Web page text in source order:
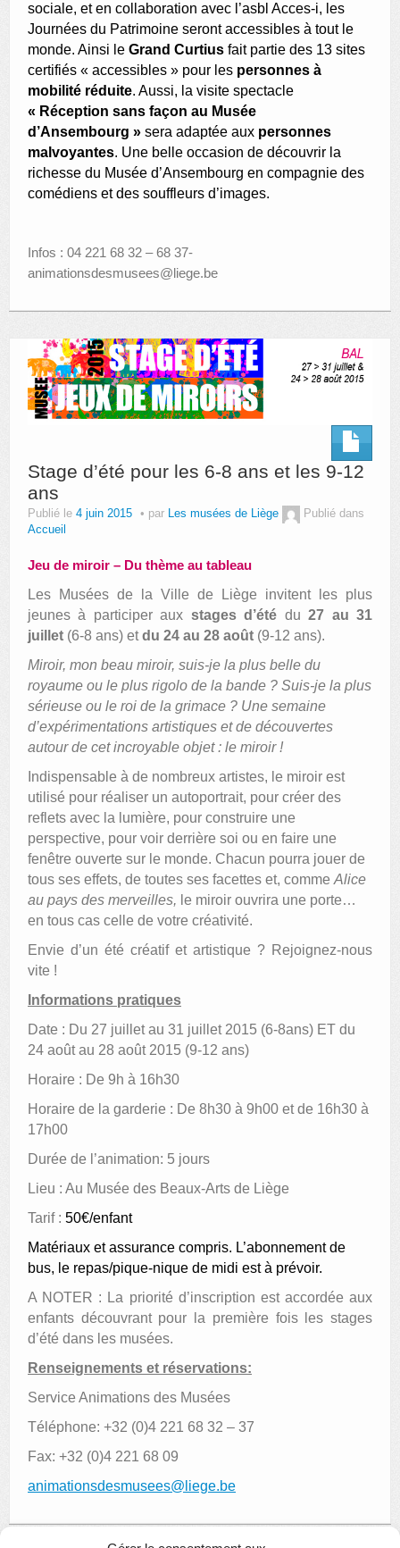
sociale, et en collaboration avec l’asbl Acces-i, les
Journées du Patrimoine seront accessibles à tout le
monde. Ainsi le Grand Curtius fait partie des 13 sites
certifiés « accessibles » pour les personnes à
mobilité réduite. Aussi, la visite spectacle
« Réception sans façon au Musée
d’Ansembourg » sera adaptée aux personnes
malvoyantes. Une belle occasion de découvrir la
richesse du Musée d’Ansembourg en compagnie des
comédiens et des souffleurs d’images.
Infos : 04 221 68 32 – 68 37-
animationsdesmusees@liege.be
Stage d’été pour les 6-8 ans et les 9-12
ans
Publié le 4 juin 2015 par Les musées de Liège
Publié dans
Accueil
Jeu de miroir – Du thème au tableau
Les Musées de la Ville de Liège invitent les plus
jeunes à participer aux stages d’été du 27 au 31
juillet (6-8 ans) etdu 24 au 28 août (9-12 ans).
Miroir, mon beau miroir, suis-je la plus belle du
royaume ou le plus rigolo de la bande ? Suis-je la plus
sérieuse ou le roi de la grimace ? Une semaine
d’expérimentations artistiques et de découvertes
autour de cet incroyable objet : le miroir !
Indispensable à de nombreux artistes, le miroir est
utilisé pour réaliser un autoportrait, pour créer des
reflets avec la lumière, pour construire une
perspective, pour voir derrière soi ou en faire une
fenêtre ouverte sur le monde. Chacun pourra jouer de
tous ses effets, de toutes ses facettes et, comme Alice
au pays des merveilles, le miroir ouvrira une porte…
en tous cas celle de votre créativité.
Envie d’un été créatif et artistique ? Rejoignez-nous
vite !
Informations pratiques
Date : Du 27 juillet au 31 juillet 2015 (6-8ans) ET du
24 août au 28 août 2015 (9-12 ans)
Horaire : De 9h à 16h30
Horaire de la garderie : De 8h30 à 9h00 et de 16h30 à
17h00
Durée de l’animation: 5 jours
Lieu : Au Musée des Beaux-Arts de Liège
Tarif : 50€/enfant
Matériaux et assurance compris. L’abonnement de
bus, le repas/pique-nique de midi est à prévoir.
A NOTER : La priorité d’inscription est accordée aux
enfants découvrant pour la première fois les stages
d’été dans les musées.
Renseignements et réservations:
Service Animations des Musées
Téléphone: +32 (0)4 221 68 32 – 37
Fax: +32 (0)4 221 68 09
animationsdesmusees@liege.be